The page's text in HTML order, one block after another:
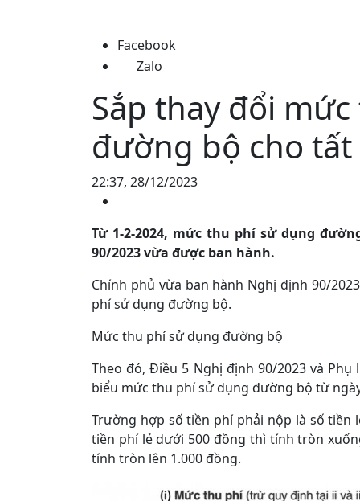
Facebook
Zalo
Sắp thay đổi
đường bộ cho tất
22:37, 28/12/2023
Từ 1-2-2024, mức thu phí sử dụng
90/2023 vừa được ban hành.
Chính phủ vừa ban hành Nghị định 90/
phí sử dụng đường bộ.
Mức thu phí sử dụng đường bộ
Theo đó, Điều 5 Nghị định 90/2023 và
biểu mức thu phí sử dụng đường bộ từ
Trường hợp số tiền phí phải nộp là số
tiền phí lẻ dưới 500 đồng thì tính tròn
tính tròn lên 1.000 đồng.